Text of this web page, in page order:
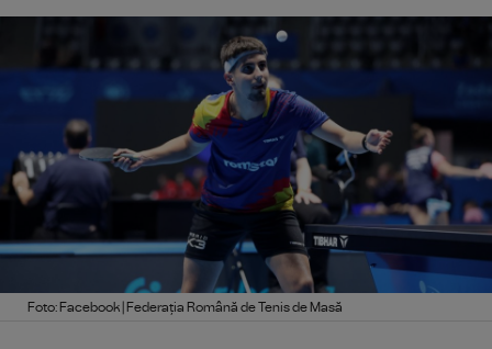
Foto: Facebook | Federația Română de Tenis de Masă